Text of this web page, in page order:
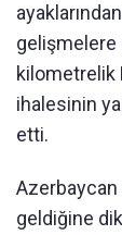
gelişmelere
kilometrelik
ihalesinin
etti.
Azerbaycan
geldiğine